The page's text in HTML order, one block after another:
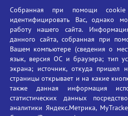
Брянский
имени академика И.Г.
Время работы: пн-пт
E-mail:
Телефон:
Собранная при помощи
идентифицировать Вас, однако
работу нашего сайта.
данного сайта, собранная при
Вашем компьютере (сведения о
язык, версия ОС и браузера; тип
экрана; источник, откуда пришел
страницы открывает и на какие
также данная информация
статистических данных
аналитики Яндекс.Метрика,